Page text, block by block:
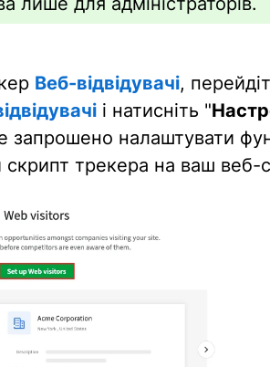
Веб-відвідувачі,
і натисніть "
запрошено налаштувати
скрипт трекера на ваш веб-